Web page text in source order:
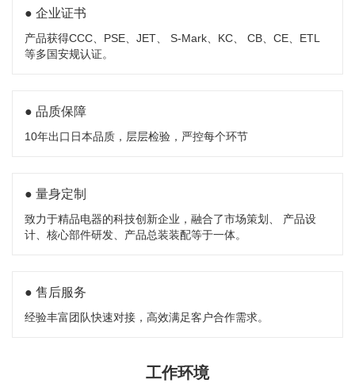
● 企业证书
产品获得CCC、PSE、JET、 S-Mark、KC、 CB、CE、ETL
等多国安规认证。
● 品质保障
10年出口日本品质，层层检验，严控每个环节
● 量身定制
致力于精品电器的科技创新企业，融合了市场策划、 产品设
计、核心部件研发、产品总装装配等于一体。
● 售后服务
经验丰富团队快速对接，高效满足客户合作需求。
工作环境